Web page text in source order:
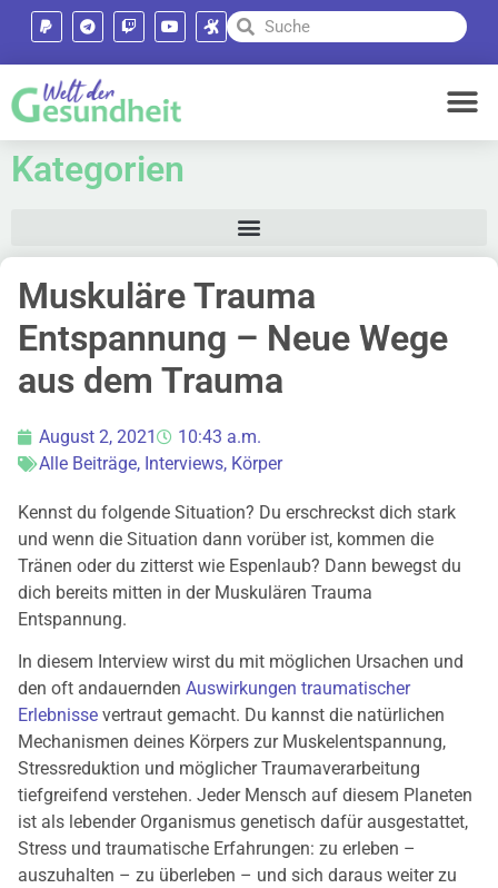
Kategorien
Muskuläre Trauma
Entspannung – Neue Wege
aus dem Trauma
August 2, 2021
10:43 a.m.
Alle Beiträge, Interviews, Körper
Kennst du folgende Situation? Du erschreckst dich stark
und wenn die Situation dann vorüber ist, kommen die
Tränen oder du zitterst wie Espenlaub? Dann bewegst du
dich bereits mitten in der Muskulären Trauma
Entspannung.
In diesem Interview wirst du mit möglichen Ursachen und
den oft andauernden Auswirkungen traumatischer
Erlebnisse vertraut gemacht. Du kannst die natürlichen
Mechanismen deines Körpers zur Muskelentspannung,
Stressreduktion und möglicher Traumaverarbeitung
tiefgreifend verstehen. Jeder Mensch auf diesem Planeten
ist als lebender Organismus genetisch dafür ausgestattet,
Stress und traumatische Erfahrungen: zu erleben –
auszuhalten – zu überleben – und sich daraus weiter zu